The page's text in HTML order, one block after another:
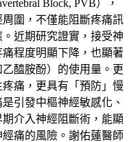
Block, PVB），
圍，不僅能阻斷疼痛訊
近期研究證實，接受神
程度明顯下降，也顯著
醯胺酚）的使用量。更
痛，更具有「預防」慢
引發中樞神經敏感化、
介入神經阻斷術，能顯
痛的風險。謝佑蓮醫師